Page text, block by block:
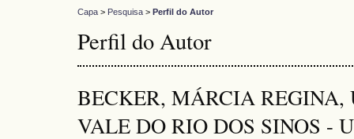
Capa > Pesquisa > Perfil do Autor
Perfil do Autor
BECKER, MÁRCIA REGINA,
VALE DO RIO DOS SINOS -